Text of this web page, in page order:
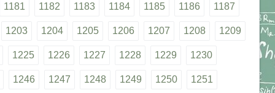
1181 1182 1183 1184 1185 1186 1187
1203 1204 1205 1206 1207 1208 1209
1225 1226 1227 1228 1229 1230
1246 1247 1248 1249 1250 1251